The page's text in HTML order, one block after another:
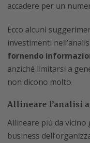
accadere per un
Ecco alcuni
investimenti
fornendo
anziché limitarsi a
non dicono molto.
Allineare l’analisi
Allineare più da
business